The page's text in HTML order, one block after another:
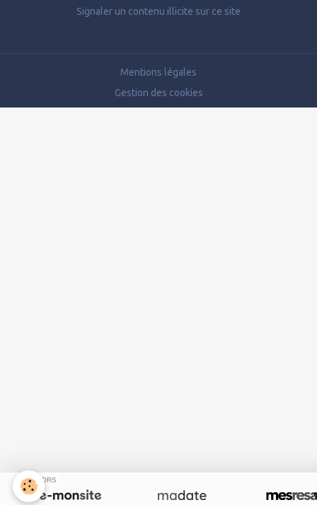
Signaler un contenu illicite sur ce site
Mentions légales
Gestion des cookies
SPONSORS